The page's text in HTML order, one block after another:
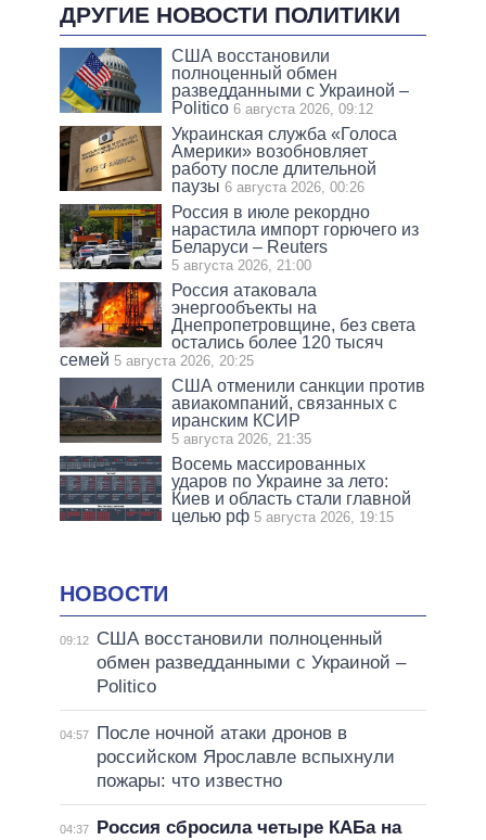
ДРУГИЕ НОВОСТИ ПОЛИТИКИ
США восстановили
полноценный обмен
разведданными с Украиной –
Politico 6 августа 2026, 09:12
Украинская служба «Голоса
Америки» возобновляет
работу после длительной
паузы 6 августа 2026, 00:26
Россия в июле рекордно
нарастила импорт горючего из
Беларуси – Reuters
5 августа 2026, 21:00
Россия атаковала
энергообъекты на
Днепропетровщине, без света
остались более 120 тысяч
семей 5 августа 2026, 20:25
США отменили санкции против
авиакомпаний, связанных с
иранским КСИР
5 августа 2026, 21:35
Восемь массированных
ударов по Украине за лето:
Киев и область стали главной
целью рф 5 августа 2026, 19:15
НОВОСТИ
09:12
США восстановили полноценный
обмен разведданными с Украиной –
Politico
04:57
После ночной атаки дронов в
российском Ярославле вспыхнули
пожары: что известно
04:37
Россия сбросила четыре КАБа на